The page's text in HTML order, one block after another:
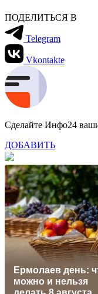
ПОДЕЛИТЬСЯ В
Telegram
Vkontakte
Сделайте Инфо24
ДОБАВИТЬ
Ермолаев день:
можно и нельзя